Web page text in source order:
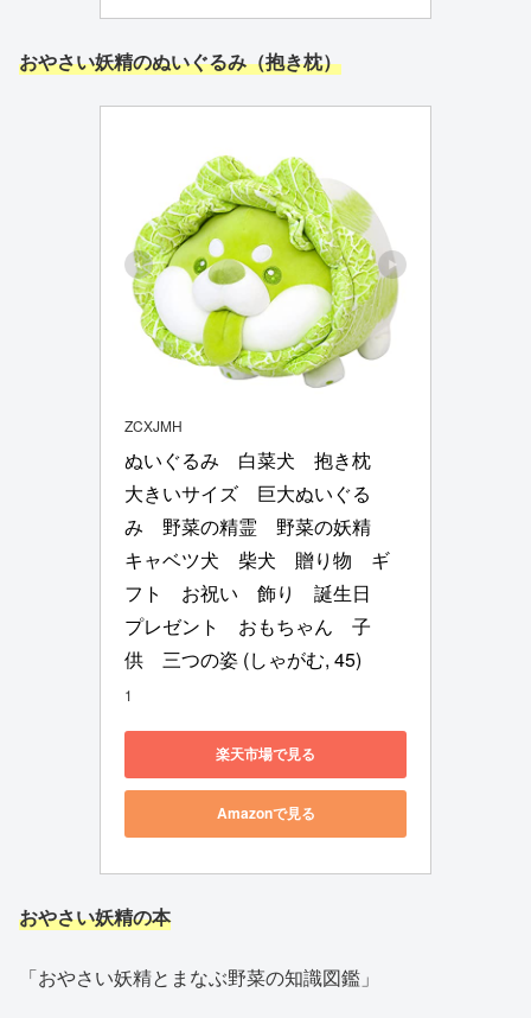
おやさい妖精のぬいぐるみ（抱き枕）
ZCXJMH
ぬいぐるみ　白菜犬　抱き枕
大きいサイズ　巨大ぬいぐる
み　野菜の精霊　野菜の妖精
キャベツ犬　柴犬　贈り物　ギ
フト　お祝い　飾り　誕生日
プレゼント　おもちゃん　子
供　三つの姿 (しゃがむ, 45)
1
楽天市場で見る
Amazonで見る
おやさい妖精の本
「おやさい妖精とまなぶ野菜の知識図鑑」